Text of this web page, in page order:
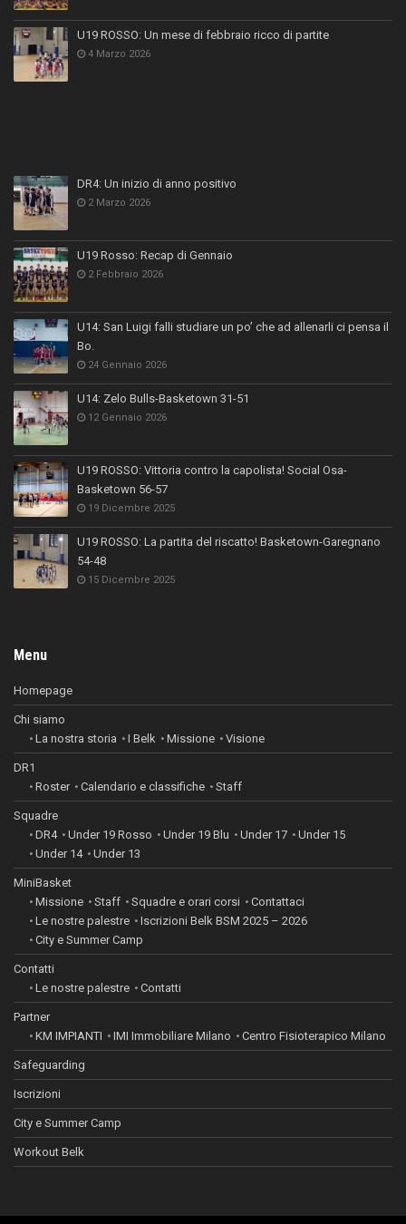
U19 ROSSO: Un mese di febbraio ricco di partite
4 Marzo 2026
DR4: Un inizio di anno positivo
2 Marzo 2026
U19 Rosso: Recap di Gennaio
2 Febbraio 2026
U14: San Luigi falli studiare un po’ che ad allenarli ci pensa il
Bo.
24 Gennaio 2026
U14: Zelo Bulls-Basketown 31-51
12 Gennaio 2026
U19 ROSSO: Vittoria contro la capolista! Social Osa-
Basketown 56-57
19 Dicembre 2025
U19 ROSSO: La partita del riscatto! Basketown-Garegnano
54-48
15 Dicembre 2025
Menu
Homepage
Chi siamo
La nostra storia
I Belk Missione Visione
DR1
Roster
Calendario e classifiche Staff
Squadre
DR4
Under 19 Rosso Under 19 Blu Under 17
Under 15
Under 14
Under 13
MiniBasket
Missione
Staff Squadre e orari corsi
Contattaci
Le nostre palestre
Iscrizioni Belk BSM 2025 – 2026
City e Summer Camp
Contatti
Le nostre palestre
Contatti
Partner
KM IMPIANTI
IMI Immobiliare Milano Centro Fisioterapico Milano
Safeguarding
Iscrizioni
City e Summer Camp
Workout Belk